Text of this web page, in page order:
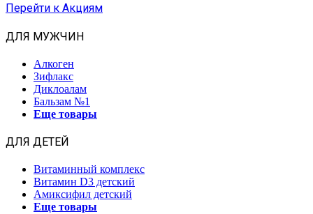
Перейти к Акциям
ДЛЯ МУЖЧИН
Алкоген
Зифлакс
Диклоалам
Бальзам №1
Еще товары
ДЛЯ ДЕТЕЙ
Витаминный комплекс
Витамин D3 детский
Амиксифил детский
Еще товары